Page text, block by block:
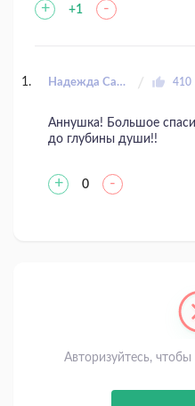
+ +1 -
Надежда Сазанова 410
Аннушка! Большое
до глубины души!!
+ 0 -
Авторизуйтесь,